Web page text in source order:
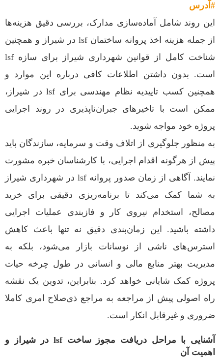
#آدرس
این روند شامل آماده‌سازی مدارک، بررسی دقیق هزینه‌ها
از جمله هزینه اخذ پروانه ساختمان lsf در شیراز و همچنین
شناخت کامل از قوانین شهرداری شیراز برای سازه lsf
است. بدون داشتن اطلاعات کافی درباره این موارد و
همچنین کسب تاییدیه نظام مهندسی برای lsf در شیراز،
ممکن است با تاخیرهای جبران‌ناپذیری در روند اجرایی
پروژه خود مواجه شوید.
به منظور جلوگیری از اتلاف وقت و سرمایه، سازندگان باید
پیش از هرگونه اقدام اجرایی، با کارشناسان خبره مشورت
نمایند. آگاهی از زمان صدور پروانه lsf در شهرداری شیراز
به شما کمک می‌کند تا برنامه‌ریزی دقیقی برای خرید
مصالح، استخدام نیروی کار و فازبندی عملیات اجرایی
داشته باشید. این زمان‌بندی دقیق نه تنها باعث کاهش
استرس‌های ناشی از نوسانات بازار می‌شود، بلکه به
مدیریت بهتر منابع مالی و انسانی در طول چرخه حیات
پروژه کمک شایانی خواهد کرد. بنابراین، تدوین یک نقشه
راه اصولی پیش از مراجعه به مراجع ذی‌صلاح امری کاملا
ضروری و غیرقابل انکار است.
آشنایی با مراحل دریافت مجوز ساخت lsf در شیراز و
اهمیت آن